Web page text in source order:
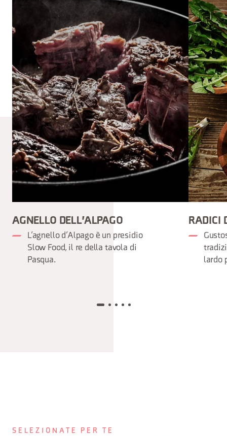
AGNELLO DELL'ALPAGO
L’agnello d’Alpago è un presidio
Slow Food, il re della tavola di
Pasqua.
RADICI
lardo
SELEZIONATE PER TE